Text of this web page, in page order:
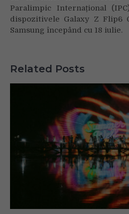
Paralimpic Internațional
dispozitivele Galaxy Z Flip6
Samsung începând cu 18 iulie.
Related Posts